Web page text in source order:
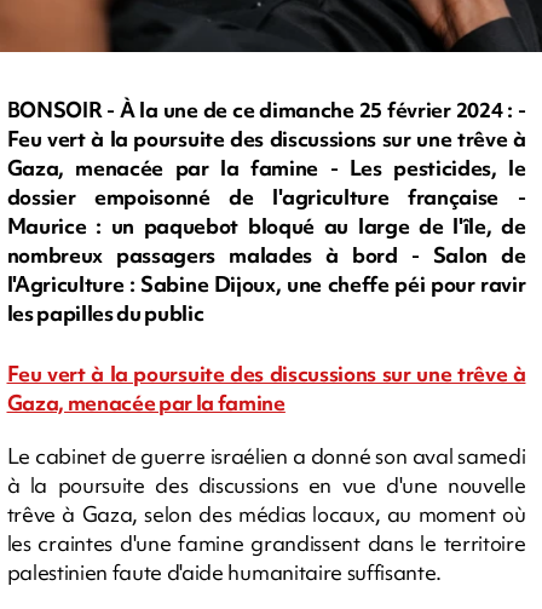
BONSOIR - À la une de ce dimanche 25 février 2024 : -
Feu vert à la poursuite des discussions sur une trêve à
Gaza, menacée par la famine - Les pesticides, le
dossier empoisonné de l'agriculture française -
Maurice : un paquebot bloqué au large de l'île, de
nombreux passagers malades à bord - Salon de
l'Agriculture : Sabine Dijoux, une cheffe péi pour ravir
les papilles du public
Feu vert à la poursuite des discussions sur une trêve à
Gaza, menacée par la famine
Le cabinet de guerre israélien a donné son aval samedi
à la poursuite des discussions en vue d'une nouvelle
trêve à Gaza, selon des médias locaux, au moment où
les craintes d'une famine grandissent dans le territoire
palestinien faute d'aide humanitaire suffisante.